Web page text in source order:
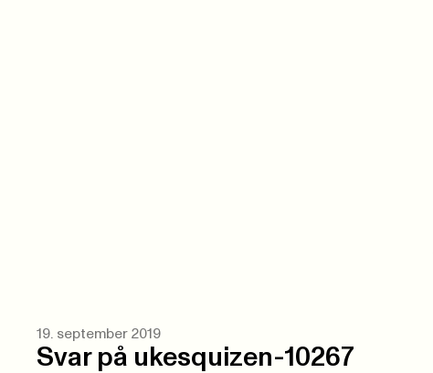
19. september 2019
Svar på ukesquizen-10267